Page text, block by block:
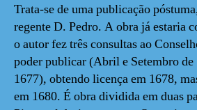
Trata-se de uma publicação
regente D. Pedro. A obra já estaria
o autor fez três consultas ao
poder publicar (Abril e Setembro
1677), obtendo licença em 1678,
em 1680. É obra dividida em duas